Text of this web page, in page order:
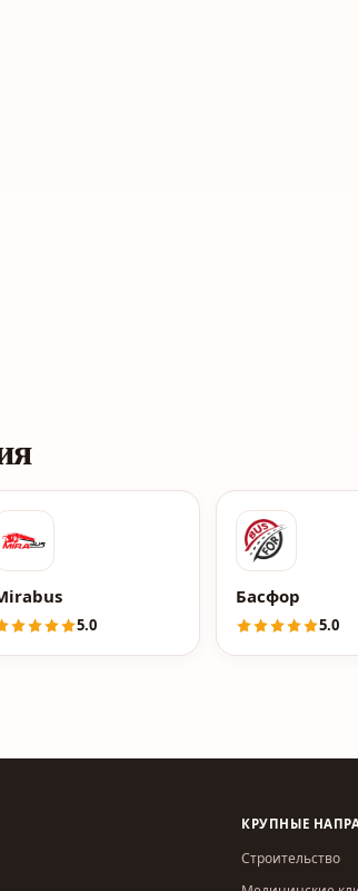
5.0
Басфор
5.0
КРУПНЫЕ
Строительство